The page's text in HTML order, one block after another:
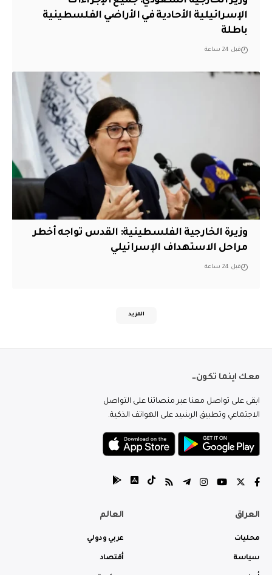
الإسرائيلية الأحادية في الأراضي الفلسطينية
باطلة
قبل 24 ساعة
وزيرة الخارجية الفلسطينية: القدس تواجه أخطر
مراحل الاستهداف الإسرائيلي
قبل 24 ساعة
المزيد
معك اينما تكون..
ابقى على تواصل معنا عبر منصاتنا على التواصل
الاجتماعي وتطبيق الرشيد على الهواتف الذكية.
العراق
محليات
سياسة
العالم
عربي ودولي
أقتصاد